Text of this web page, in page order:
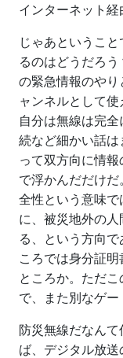
インターネット経
じゃあというこ
るのはどうだろ
の緊急情報のや
ャンネルとして使
自分は無線は完
続など細かい話
って双方向に情
で浮かんだだけ
全性という意味
に、被災地外の
る、という方向
ころでは身分証
ところか。ただ
で、また別なゲー
防災無線だなん
ば、デジタル放